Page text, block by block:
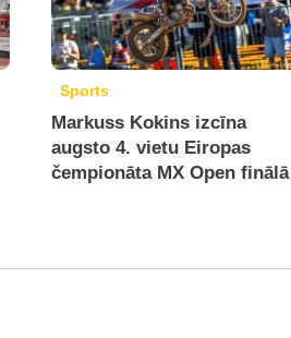
Sports
Markuss Kokins izcīna
augsto 4. vietu Eiropas
čempionāta MX Open finālā